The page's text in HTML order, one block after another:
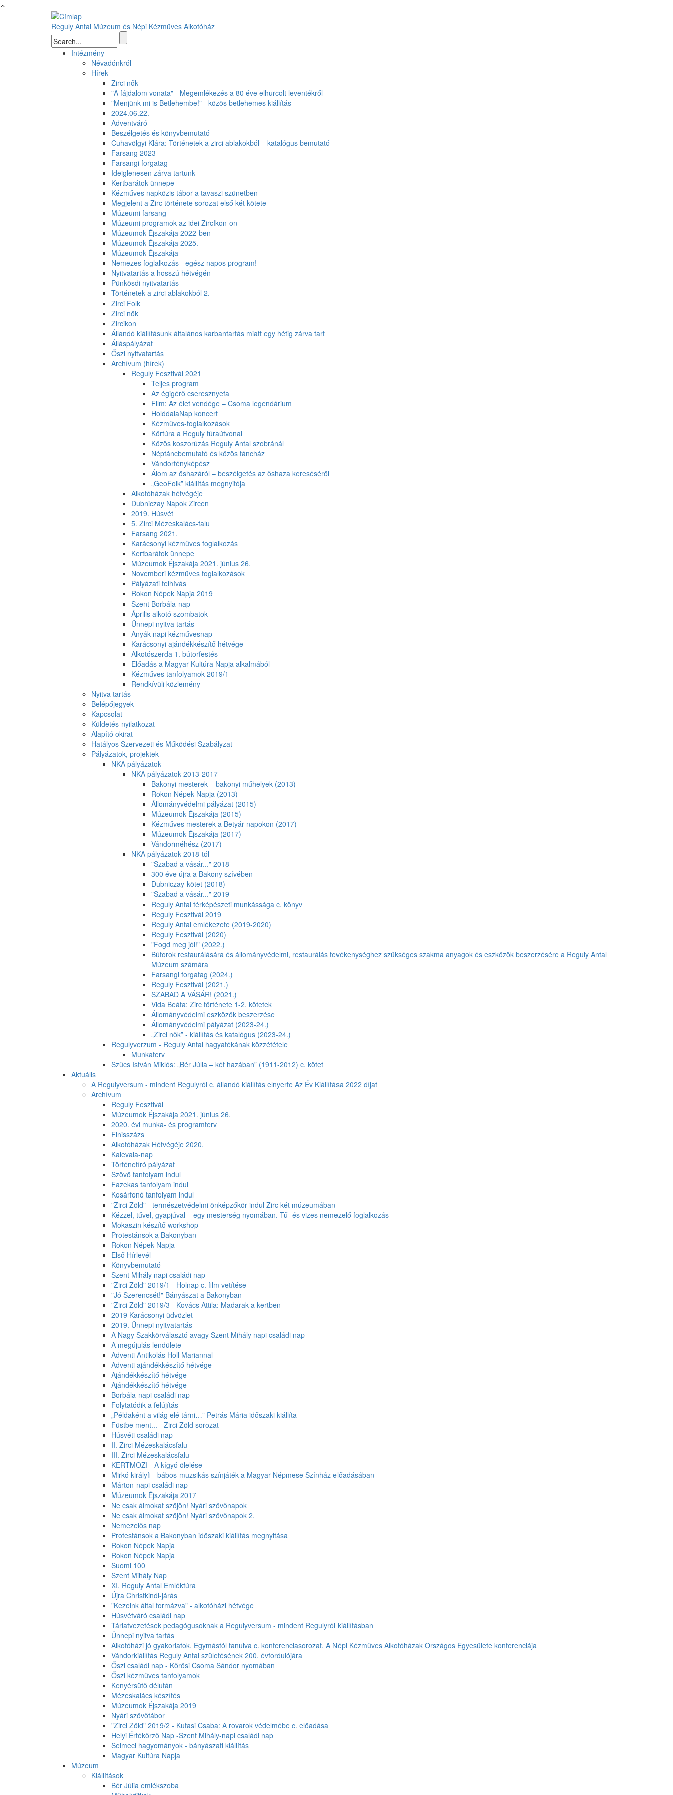
Ugrás a tartalomra
Reguly Antal Múzeum és Népi Kézműves Alkotóház
Keresés űrlap
Intézmény
Névadónkról
Hírek
Zirci nők
"A fájdalom vonata" - Megemlékezés a 80 éve elhurcolt leventékről
"Menjünk mi is Betlehembe!" - közös betlehemes kiállítás
2024.06.22.
Adventváró
Beszélgetés és könyvbemutató
Cuhavölgyi Klára: Történetek a zirci ablakokból – katalógus bemutató
Farsang 2023
Farsangi forgatag
Ideiglenesen zárva tartunk
Kertbarátok ünnepe
Kézműves napközis tábor a tavaszi szünetben
Megjelent a Zirc története sorozat első két kötete
Múzeumi farsang
Múzeumi programok az idei ZircIkon-on
Múzeumok Éjszakája 2022-ben
Múzeumok Éjszakája 2025.
Múzeumok Éjszakája
Nemezes foglalkozás - egész napos program!
Nyitvatartás a hosszú hétvégén
Pünkösdi nyitvatartás
Történetek a zirci ablakokból 2.
Zirci Folk
Zirci nők
Zircikon
Állandó kiállításunk általános karbantartás miatt egy hétig zárva tart
Álláspályázat
Őszi nyitvatartás
Archívum (hírek)
Reguly Fesztivál 2021
Teljes program
Az égigérő cseresznyefa
Film: Az élet vendége – Csoma legendárium
HolddalaNap koncert
Kézműves-foglalkozások
Körtúra a Reguly túraútvonal
Közös koszorúzás Reguly Antal szobránál
Néptáncbemutató és közös táncház
Vándorfényképész
Álom az őshazáról – beszélgetés az őshaza kereséséről
„GeoFolk” kiállítás megnyitója
Alkotóházak hétvégéje
Dubniczay Napok Zircen
2019. Húsvét
5. Zirci Mézeskalács-falu
Farsang 2021.
Karácsonyi kézműves foglalkozás
Kertbarátok ünnepe
Múzeumok Éjszakája 2021. június 26.
Novemberi kézműves foglalkozások
Pályázati felhívás
Rokon Népek Napja 2019
Szent Borbála-nap
Április alkotó szombatok
Ünnepi nyitva tartás
Anyák-napi kézművesnap
Karácsonyi ajándékkészítő hétvége
Alkotószerda 1. bútorfestés
Előadás a Magyar Kultúra Napja alkalmából
Kézműves tanfolyamok 2019/1
Rendkívüli közlemény
Nyitva tartás
Belépőjegyek
Kapcsolat
Küldetés-nyilatkozat
Alapító okirat
Hatályos Szervezeti és Működési Szabályzat
Pályázatok, projektek
NKA pályázatok
NKA pályázatok 2013-2017
Bakonyi mesterek – bakonyi műhelyek (2013)
Rokon Népek Napja (2013)
Állományvédelmi pályázat (2015)
Múzeumok Éjszakája (2015)
Kézműves mesterek a Betyár-napokon (2017)
Múzeumok Éjszakája (2017)
Vándorméhész (2017)
NKA pályázatok 2018-tól
"Szabad a vásár..." 2018
300 éve újra a Bakony szívében
Dubniczay-kötet (2018)
"Szabad a vásár..." 2019
Reguly Antal térképészeti munkássága c. könyv
Reguly Fesztivál 2019
Reguly Antal emlékezete (2019-2020)
Reguly Fesztivál (2020)
"Fogd meg jól!" (2022.)
Bútorok restaurálására és állományvédelmi, restaurálás tevékenységhez szükséges szakma anyagok és eszközök beszerzésére a Reguly Antal
Múzeum számára
Farsangi forgatag (2024.)
Reguly Fesztivál (2021.)
SZABAD A VÁSÁR! (2021.)
Vida Beáta: Zirc története 1-2. kötetek
Állományvédelmi eszközök beszerzése
Állományvédelmi pályázat (2023-24.)
„Zirci nők” - kiállítás és katalógus (2023-24.)
Regulyverzum - Reguly Antal hagyatékának közzététele
Munkaterv
Szűcs István Miklós: „Bér Júlia – két hazában” (1911-2012) c. kötet
Aktuális
A Regulyversum - mindent Regulyról c. állandó kiállítás elnyerte Az Év Kiállítása 2022 díjat
Archívum
Reguly Fesztivál
Múzeumok Éjszakája 2021. június 26.
2020. évi munka- és programterv
Finisszázs
Alkotóházak Hétvégéje 2020.
Kalevala-nap
Történetíró pályázat
Szövő tanfolyam indul
Fazekas tanfolyam indul
Kosárfonó tanfolyam indul
"Zirci Zöld" - természetvédelmi önképzőkör indul Zirc két múzeumában
Kézzel, tűvel, gyapjúval – egy mesterség nyomában. Tű- és vizes nemezelő foglalkozás
Mokaszin készítő workshop
Protestánsok a Bakonyban
Rokon Népek Napja
Első Hírlevél
Könyvbemutató
Szent Mihály napi családi nap
"Zirci Zöld" 2019/1 - Holnap c. film vetítése
"Jó Szerencsét!" Bányászat a Bakonyban
"Zirci Zöld" 2019/3 - Kovács Attila: Madarak a kertben
2019 Karácsonyi üdvözlet
2019. Ünnepi nyitvatartás
A Nagy Szakkörválasztó avagy Szent Mihály napi családi nap
A megújulás lendülete
Adventi Antikolás Holl Mariannal
Adventi ajándékkészítő hétvége
Ajándékkészítő hétvége
Ajándékkészítő hétvége
Borbála-napi családi nap
Folytatódik a felújítás
„Példaként a világ elé tárni…” Petrás Mária időszaki kiállíta
Füstbe ment... - Zirci Zöld sorozat
Húsvéti családi nap
II. Zirci Mézeskalácsfalu
III. Zirci Mézeskalácsfalu
KERTMOZI - A kígyó ölelése
Mirkó királyfi - bábos-muzsikás színjáték a Magyar Népmese Színház előadásában
Márton-napi családi nap
Múzeumok Éjszakája 2017
Ne csak álmokat szőjön! Nyári szövőnapok
Ne csak álmokat szőjön! Nyári szövőnapok 2.
Nemezelős nap
Protestánsok a Bakonyban időszaki kiállítás megnyitása
Rokon Népek Napja
Rokon Népek Napja
Suomi 100
Szent Mihály Nap
XI. Reguly Antal Emléktúra
Újra Christkindl-járás
"Kezeink által formázva" - alkotóházi hétvége
Húsvétváró családi nap
Tárlatvezetések pedagógusoknak a Regulyversum - mindent Regulyról kiállításban
Ünnepi nyitva tartás
Alkotóházi jó gyakorlatok. Egymástól tanulva c. konferenciasorozat. A Népi Kézműves Alkotóházak Országos Egyesülete konferenciája
Vándorkiállítás Reguly Antal születésének 200. évfordulójára
Őszi családi nap - Kőrösi Csoma Sándor nyomában
Őszi kézműves tanfolyamok
Kenyérsütő délután
Mézeskalács készítés
Múzeumok Éjszakája 2019
Nyári szövőtábor
"Zirci Zöld" 2019/2 - Kutasi Csaba: A rovarok védelmébe c. előadása
Helyi Értékőrző Nap -Szent Mihály-napi családi nap
Selmeci hagyományok - bányászati kiállítás
Magyar Kultúra Napja
Múzeum
Kiállítások
Bér Júlia emlékszoba